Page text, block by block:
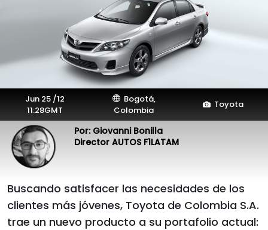
Jun 25 /12
11:28GMT
Bogotá,
Colombia
Toyota
Por: Giovanni Bonilla
Director AUTOS F1LATAM
Buscando satisfacer las necesidades de los
clientes más jóvenes, Toyota de Colombia S.A.
trae un nuevo producto a su portafolio actual: